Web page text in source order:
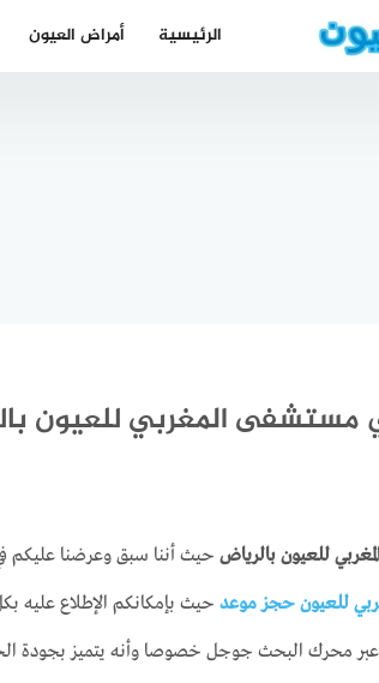
الرئيسية أمراض العيون
مستشفى المغربي للعيون
للعيون بالرياض حيث أننا سبق وعرضنا عليكم
للعيون حجز موعد حيث بإمكانكم الإطلاع عليه
محرك البحث جوجل خصوصا وأنه يتميز بجودة